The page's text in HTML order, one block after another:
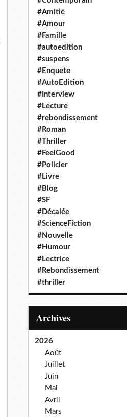
#Amitié
#Amour
#Famille
#autoedition
#suspens
#Enquete
#AutoEdition
#Interview
#Lecture
#rebondissement
#Roman
#Thriller
#FeelGood
#Policier
#Livre
#Blog
#SF
#Décalée
#ScienceFiction
#Nouvelle
#Humour
#Lectrice
#Rebondissement
#thriller
Archives
2026
Août
Juillet
Juin
Mai
Avril
Mars